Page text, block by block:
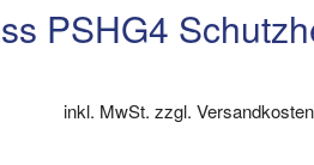
PSHG4
inkl. MwSt. zzgl. Versandkosten